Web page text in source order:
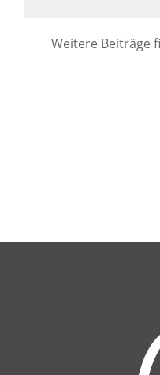
Weitere Beiträge